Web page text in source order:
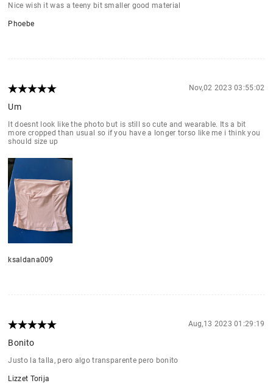
Nice wish it was a teeny bit smaller good material
Phoebe
Nov,02 2023 03:55:02
Um
It doesnt look like the photo but is still so cute and wearable. Its a bit
more cropped than usual so if you have a longer torso like me i think you
should size up
ksaldana009
Aug,13 2023 01:29:19
Bonito
Justo la talla, pero algo transparente pero bonito
Lizzet Torija